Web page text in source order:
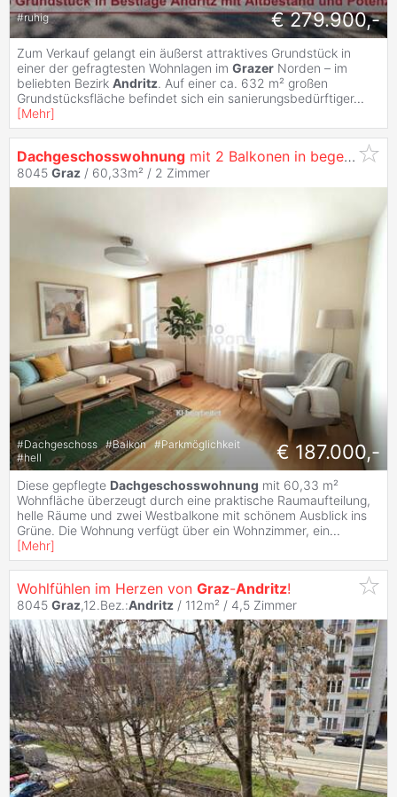
#ruhig € 279.900,-
Zum Verkauf gelangt ein äußerst attraktives Grundstück in
einer der gefragtesten Wohnlagen im Grazer Norden – im
beliebten Bezirk Andritz. Auf einer ca. 632 m² großen
Grundstücksfläche befindet sich ein sanierungsbedürftiger...
[Mehr]
Dachgeschosswohnung mit 2 Balkonen in begehrter Lage von
8045 Graz / 60,33m² / 2 Zimmer
#Dachgeschoss #Balkon #Parkmöglichkeit
#hell € 187.000,-
Diese gepflegte Dachgeschosswohnung mit 60,33 m²
Wohnfläche überzeugt durch eine praktische Raumaufteilung,
helle Räume und zwei Westbalkone mit schönem Ausblick ins
Grüne. Die Wohnung verfügt über ein Wohnzimmer, ein...
[Mehr]
Wohlfühlen im Herzen von Graz-Andritz!
8045 Graz,12.Bez.:Andritz / 112m² / 4,5 Zimmer